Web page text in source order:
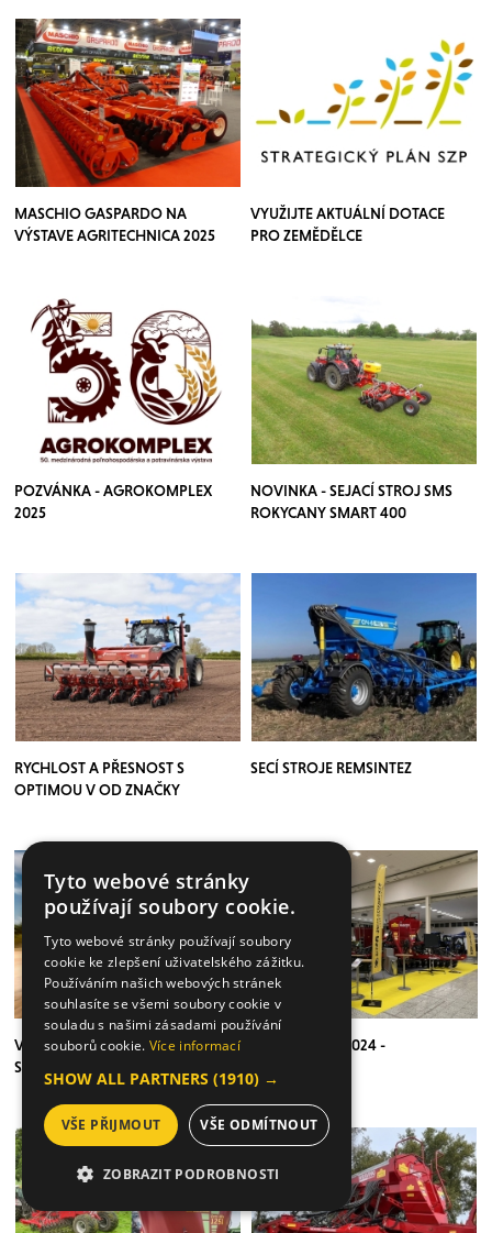
MASCHIO GASPARDO NA
VÝSTAVE AGRITECHNICA 2025
VYUŽIJTE AKTUÁLNÍ DOTACE
PRO ZEMĚDĚLCE
POZVÁNKA - AGROKOMPLEX
2025
NOVINKA - SEJACÍ STROJ SMS
ROKYCANY SMART 400
RYCHLOST A PŘESNOST S
OPTIMOU V OD ZNAČKY
SECÍ STROJE REMSINTEZ
VYSOKORÝCHLOSTNÁ PRESNÁ
SEJAČKA MASCHIO GASPARDO
CHRONO
AGROSALÓN 2024 -
Tyto webové stránky
používají soubory cookie.
Tyto webové stránky používají soubory
cookie ke zlepšení uživatelského zážitku.
Používáním našich webových stránek
souhlasíte se všemi soubory cookie v
souladu s našimi zásadami používání
souborů cookie. Více informací
SHOW ALL PARTNERS (1910) →
VŠE PŘIJMOUT VŠE ODMÍTNOUT
ZOBRAZIT PODROBNOSTI
NEZBYTNĚ NUTNÉ SOUBORY